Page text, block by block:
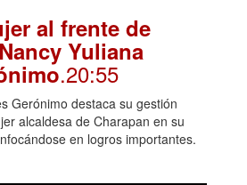
al frente de
Yuliana
.20:55
Gerónimo destaca su gestión
alcaldesa de Charapan en su
en logros importantes.